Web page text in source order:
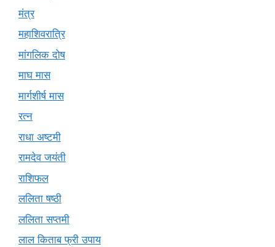
मंत्र
महाशिवरात्रि
मांगलिक दोष
माघ मास
मार्गशीर्ष मास
रत्न
राधा अष्टमी
रामदेव जयंती
राशिफल
ललिता षष्ठी
ललिता सप्तमी
लाल किताब फ्री उपाय